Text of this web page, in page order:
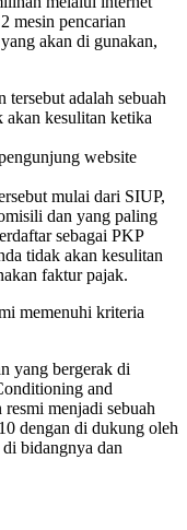
mesin pencarian
akan di gunakan,
tersebut adalah sebuah
akan kesulitan ketika
website
mulai dari SIUP,
dan yang paling
sebagai PKP
tidak akan kesulitan
faktur pajak.
memenuhi kriteria
yang bergerak di
and
menjadi sebuah
dengan di dukung oleh
bidangnya dan